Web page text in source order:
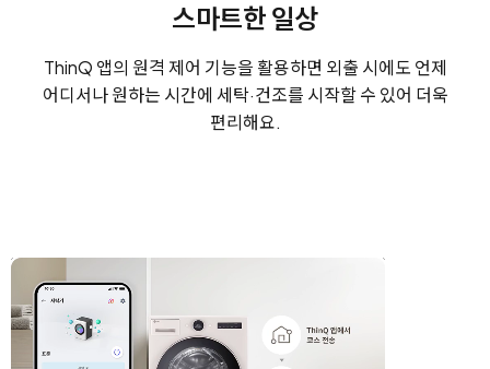
스마트한 일상
ThinQ 앱의 원격 제어 기능을 활용하면 외출 시에도 언제
어디서나 원하는 시간에 세탁·건조를 시작할 수 있어 더욱
편리해요.